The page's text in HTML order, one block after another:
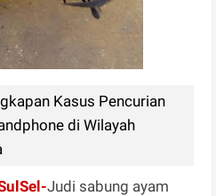
Kasus Pencurian
di Wilayah
Judi sabung ayam